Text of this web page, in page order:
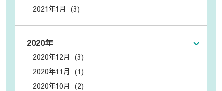
2021年1月 (3)
2020年
2020年12月 (3)
2020年11月 (1)
2020年10月 (2)